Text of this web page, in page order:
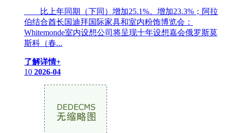
比上年同期（下同）增加25.1%。增加23.3%；阿拉
伯结合酋长国迪拜国际家具和室内粉饰博览会：
Whitemonde室内设想公司将呈现十年设想嘉会俄罗斯莫
斯科（春...
了解详情+
10 2026-04